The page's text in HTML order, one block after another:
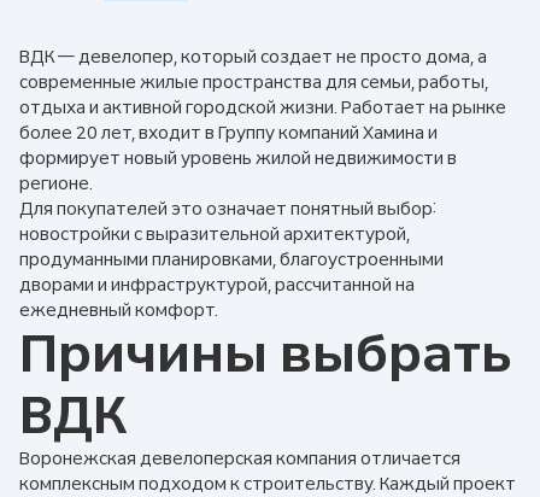
ВДК — девелопер, который создает не просто дома, а
современные жилые пространства для семьи, работы,
отдыха и активной городской жизни. Работает на рынке
более 20 лет, входит в Группу компаний Хамина и
формирует новый уровень жилой недвижимости в
регионе.
Для покупателей это означает понятный выбор:
новостройки с выразительной архитектурой,
продуманными планировками, благоустроенными
дворами и инфраструктурой, рассчитанной на
ежедневный комфорт.
Причины выбрать
ВДК
Воронежская девелоперская компания отличается
комплексным подходом к строительству. Каждый проект